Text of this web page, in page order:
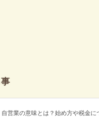
自営業の意味とは？始め方や税金に